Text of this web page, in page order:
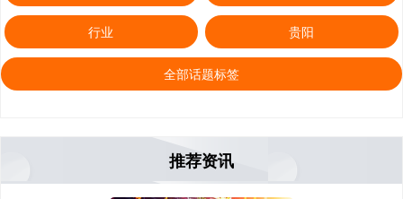
行业 贵阳
全部话题标签
推荐资讯